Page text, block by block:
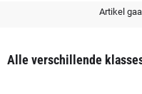
Artikel
Alle verschillende